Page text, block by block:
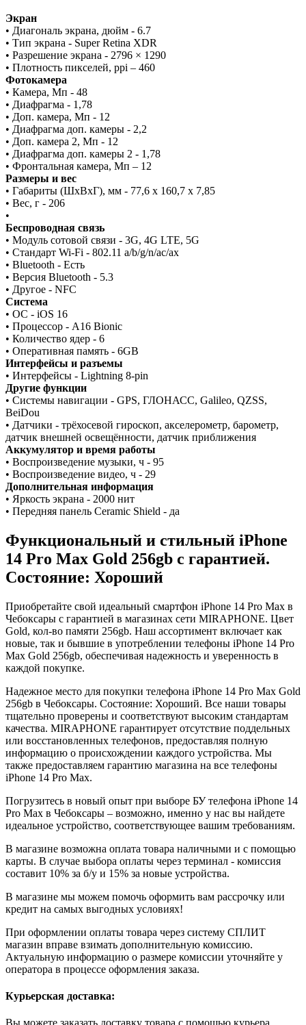
Экран
• Диагональ экрана, дюйм - 6.7
• Тип экрана - Super Retina XDR
• Разрешение экрана - 2796 × 1290
• Плотность пикселей, ppi – 460
Фотокамера
• Камера, Мп - 48
• Диафрагма - 1,78
• Доп. камера, Мп - 12
• Диафрагма доп. камеры - 2,2
• Доп. камера 2, Мп - 12
• Диафрагма доп. камеры 2 - 1,78
• Фронтальная камера, Мп – 12
Размеры и вес
• Габариты (ШxВxГ), мм - 77,6 x 160,7 x 7,85
• Вес, г - 206
•
Беспроводная связь
• Модуль сотовой связи - 3G, 4G LTE, 5G
• Стандарт Wi-Fi - 802.11 a/b/g/n/ac/ax
• Bluetooth - Есть
• Версия Bluetooth - 5.3
• Другое - NFC
Система
• ОС - iOS 16
• Процессор - A16 Bionic
• Количество ядер - 6
• Оперативная память - 6GB
Интерфейсы и разъемы
• Интерфейсы - Lightning 8-pin
Другие функции
• Системы навигации - GPS, ГЛОНАСС, Galileo, QZSS,
BeiDou
• Датчики - трёхосевой гироскоп, акселерометр, барометр,
датчик внешней освещённости, датчик приближения
Аккумулятор и время работы
• Воспроизведение музыки, ч - 95
• Воспроизведение видео, ч - 29
Дополнительная информация
• Яркость экрана - 2000 нит
• Передняя панель Ceramic Shield - да
Функциональный и стильный iPhone
14 Pro Max Gold 256gb с гарантией.
Состояние: Хороший
Приобретайте свой идеальный смартфон iPhone 14 Pro Max в
Чебоксары с гарантией в магазинах сети MIRAPHONE. Цвет
Gold, кол-во памяти 256gb. Наш ассортимент включает как
новые, так и бывшие в употреблении телефоны iPhone 14 Pro
Max Gold 256gb, обеспечивая надежность и уверенность в
каждой покупке.
Надежное место для покупки телефона iPhone 14 Pro Max Gold
256gb в Чебоксары. Состояние: Хороший. Все наши товары
тщательно проверены и соответствуют высоким стандартам
качества. MIRAPHONE гарантирует отсутствие поддельных
или восстановленных телефонов, предоставляя полную
информацию о происхождении каждого устройства. Мы
также предоставляем гарантию магазина на все телефоны
iPhone 14 Pro Max.
Погрузитесь в новый опыт при выборе БУ телефона iPhone 14
Pro Max в Чебоксары – возможно, именно у нас вы найдете
идеальное устройство, соответствующее вашим требованиям.
В магазине возможна оплата товара наличными и с помощью
карты. В случае выбора оплаты через терминал - комиссия
составит 10% за б/у и 15% за новые устройства.
В магазине мы можем помочь оформить вам рассрочку или
кредит на самых выгодных условиях!
При оформлении оплаты товара через систему СПЛИТ
магазин вправе взимать дополнительную комиссию.
Актуальную информацию о размере комиссии уточняйте у
оператора в процессе оформления заказа.
Курьерская доставка: